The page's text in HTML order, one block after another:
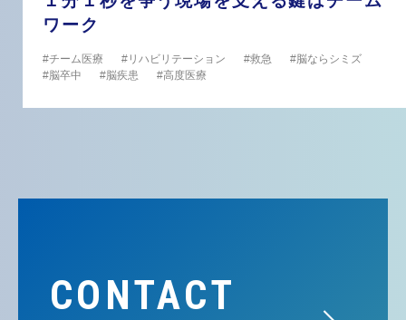
ワーク
チーム医療 リハビリテーション 救急
脳ならシミズ
脳卒中
脳疾患 高度医療
CONTACT